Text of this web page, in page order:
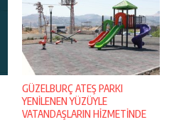
GÜZELBURÇ ATEŞ PARKI
YENİLENEN YÜZÜYLE
VATANDAŞLARIN HİZMETİNDE